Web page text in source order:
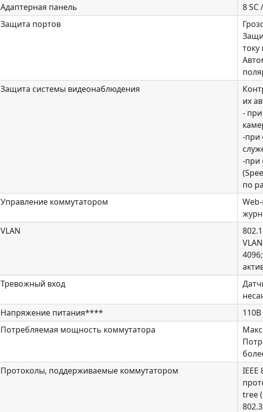
Адаптерная панель
8 SC
Защита портов
току
Защита системы видеонаблюдения
их
-
-при
-при
по
Управление коммутатором
VLAN
Тревожный вход
Напряжение питания****
110В
Потребляемая мощность коммутатора
Протоколы, поддерживаемые коммутатором
IEEE
tree